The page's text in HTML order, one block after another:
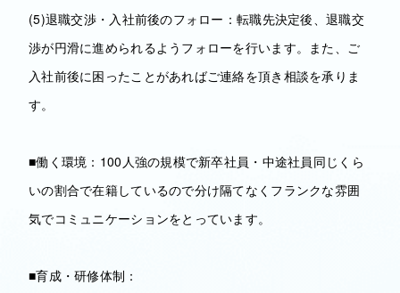
(5)退職交渉・入社前後のフォロー：転職先決定後、退職交
渉が円滑に進められるようフォローを行います。また、ご
入社前後に困ったことがあればご連絡を頂き相談を承りま
す。
■働く環境：100人強の規模で新卒社員・中途社員同じくら
いの割合で在籍しているので分け隔てなくフランクな雰囲
気でコミュニケーションをとっています。
■育成・研修体制：